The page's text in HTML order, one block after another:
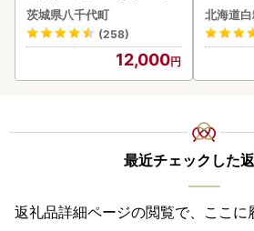
付き うな重 ひつまぶし 訳
あり 茨城 ウナギ 鰻 個包装
人気 美味しい 小分け 八千
茨城県八千代町
(258)
12,000
北海道
最近チェックした
返礼品詳細ページの閲覧で、ここに